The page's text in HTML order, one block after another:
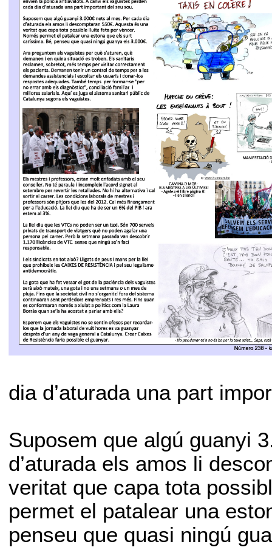
dia d’aturada una part
Suposem que algú guanyi
d’aturada els amos li
veritat que capa tota
permet el patalear una
penseu que quasi ningú